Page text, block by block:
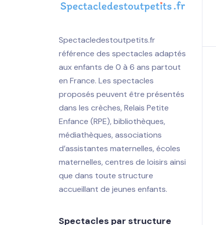
Spectacledestoutpetits.fr
référence des spectacles adaptés
aux enfants de 0 à 6 ans partout
en France. Les spectacles
proposés peuvent être présentés
dans les crèches, Relais Petite
Enfance (RPE), bibliothèques,
médiathèques, associations
d’assistantes maternelles, écoles
maternelles, centres de loisirs ainsi
que dans toute structure
accueillant de jeunes enfants.
Spectacles par structure